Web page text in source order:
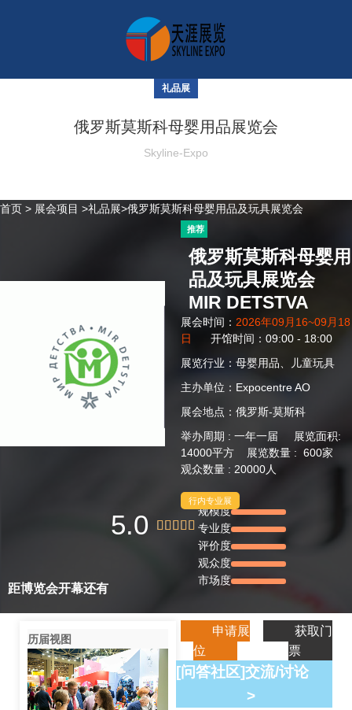
礼品展
俄罗斯莫斯科母婴用品展览会
Skyline-Expo
首页 > 展会项目 >礼品展>俄罗斯莫斯科母婴用品及玩具展览会
推荐
俄罗斯莫斯科母婴用
品及玩具展览会
MIR DETSTVA
展会时间： 2026年09月16~09月18
日
开馆时间：09:00 - 18:00
展览行业：母婴用品、儿童玩具
主办单位：Expocentre AO
展会地点：俄罗斯-莫斯科
举办周期 : 一年一届 展览面积:
14000平方 展览数量 : 600家
观众数量 : 20000人
行内专业展
5.0     
规模度
专业度
评价度
观众度
市场度
距博览会开幕还有
历届视图
申请展
位
获取门
票
[问答社区]交流/讨论
>